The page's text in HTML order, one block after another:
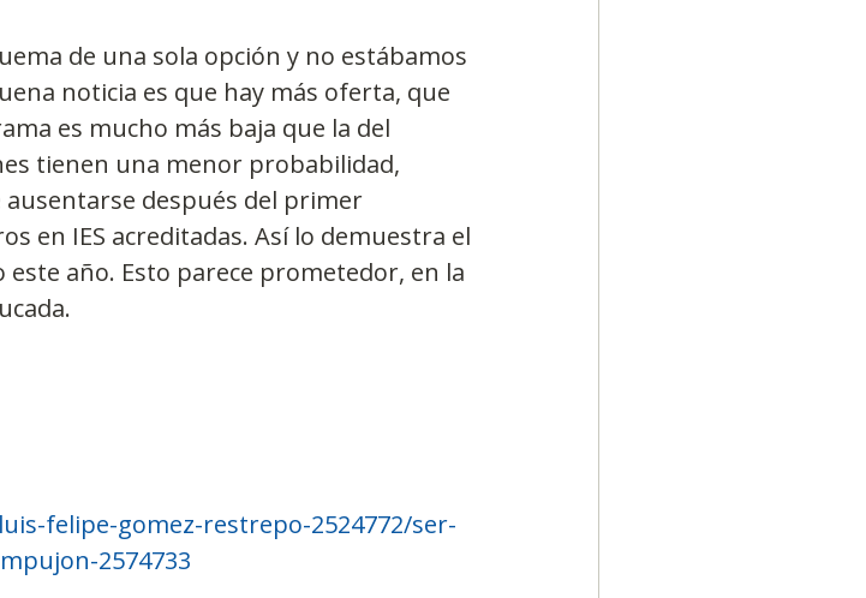
de una sola opción y no estábamos
noticia es que hay más oferta, que
es mucho más baja que la del
tienen una menor probabilidad,
después del primer
en IES acreditadas. Así lo demuestra el
año. Esto parece prometedor, en la
felipe-gomez-restrepo-2524772/ser-
2574733